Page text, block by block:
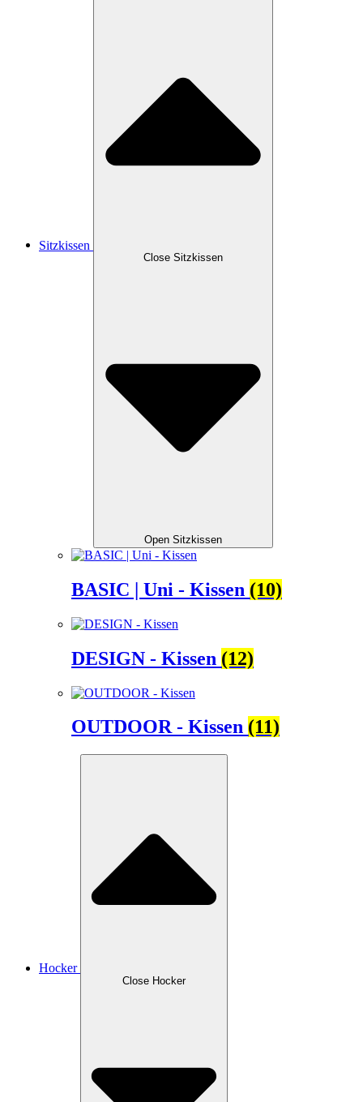
Sitzkissen
Close Sitzkissen
Open Sitzkissen
BASIC | Uni - Kissen (10)
DESIGN - Kissen (12)
OUTDOOR - Kissen (11)
Hocker
Close Hocker